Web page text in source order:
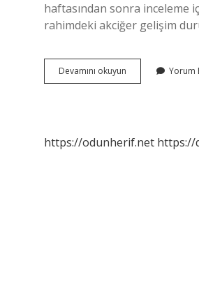
haftasından sonra inceleme
rahimdeki akciğer gelişim
Devamını okuyun Göbekten
Sıvı
Yorum
https://odunherif.net https://